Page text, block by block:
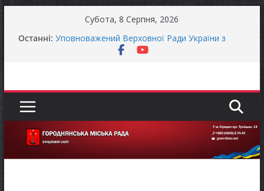
Субота, 8 Серпня, 2026
Останні: Уповноважений Верховної Ради України з
прав людини проводить опитування щодо
МОВЧАННЯ
Як отримати компенсацію за товари, придбані
для ветеранського бізнесу